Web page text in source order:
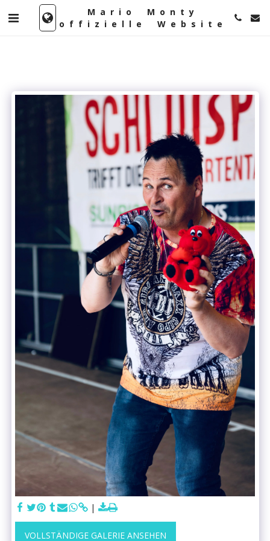
Mario Monty
offizielle Website
VOLLSTÄNDIGE GALERIE ANSEHEN